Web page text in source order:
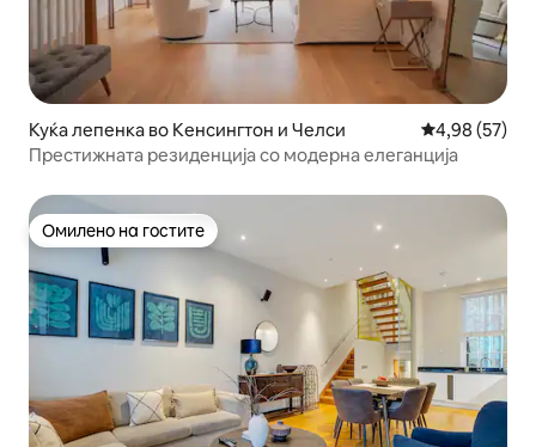
Куќа лепенка во Кенсингтон и Челси Просечна
4,98 (57)
Престижната резиденција со модерна елеганција
Омилено на гостите
Омилено на гостите